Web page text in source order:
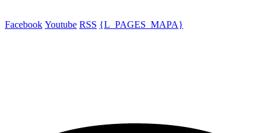
Facebook Youtube RSS {L_PAGES_MAPA}